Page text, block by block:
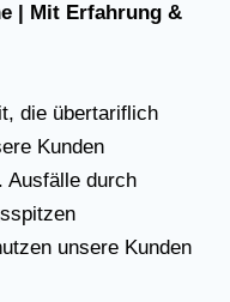
| Mit Erfahrung &
die übertariflich
Kunden
Ausfälle durch
unsere Kunden